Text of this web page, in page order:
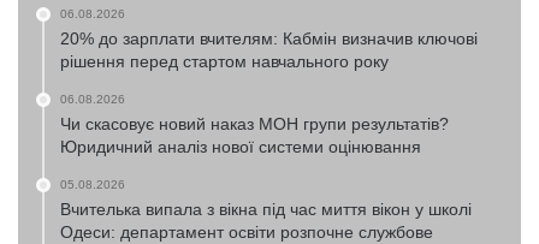
06.08.2026
20% до зарплати вчителям: Кабмін визначив ключові
рішення перед стартом навчального року
06.08.2026
Чи скасовує новий наказ МОН групи результатів?
Юридичний аналіз нової системи оцінювання
05.08.2026
Вчителька випала з вікна під час миття вікон у школі
Одеси: департамент освіти розпочне службове